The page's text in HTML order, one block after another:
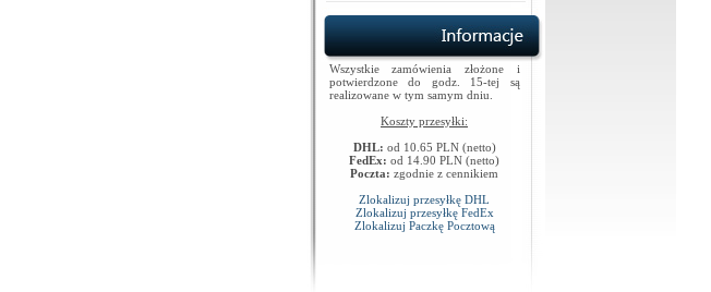
Wszystkie zamówienia złożone i
potwierdzone do godz. 15-tej są
realizowane w tym samym dniu.
Koszty przesyłki:
DHL: od 10.65 PLN (netto)
FedEx: od 14.90 PLN (netto)
Poczta: zgodnie z cennikiem
Zlokalizuj przesyłkę DHL
Zlokalizuj przesyłkę FedEx
Zlokalizuj Paczkę Pocztową